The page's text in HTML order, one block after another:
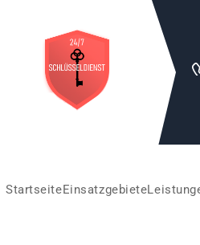
StartseiteEinsatzgebiete